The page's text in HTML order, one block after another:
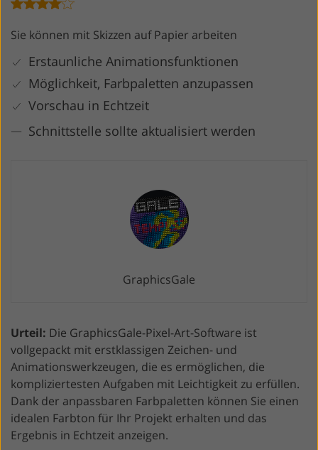
Sie können mit Skizzen auf Papier arbeiten
Erstaunliche Animationsfunktionen
Möglichkeit, Farbpaletten anzupassen
Vorschau in Echtzeit
Schnittstelle sollte aktualisiert werden
GraphicsGale
Urteil: Die GraphicsGale-Pixel-Art-Software ist
vollgepackt mit erstklassigen Zeichen- und
Animationswerkzeugen, die es ermöglichen, die
kompliziertesten Aufgaben mit Leichtigkeit zu erfüllen.
Dank der anpassbaren Farbpaletten können Sie einen
idealen Farbton für Ihr Projekt erhalten und das
Ergebnis in Echtzeit anzeigen.